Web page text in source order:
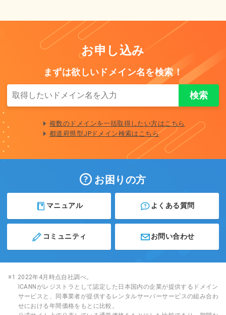
お申し込み
まずは欲しいドメイン名を検索！
複数のドメインを一括取得したい方はこちら
都道府県型JPドメイン検索はこちら
お困りの方
マニュアル よくある質問
コミュニティ お問い合わせ
※1 2022年4月時点自社調べ。
ICANNがレジストラとして認定した日本国内の企業が提供するドメイン
サービスと、同事業者が提供するレンタルサーバーサービスの組み合わ
せにおける年間価格をもとに比較。